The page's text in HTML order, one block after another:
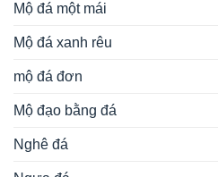
Mộ đá một mái
Mộ đá xanh rêu
mộ đá đơn
Mộ đạo bằng đá
Nghê đá